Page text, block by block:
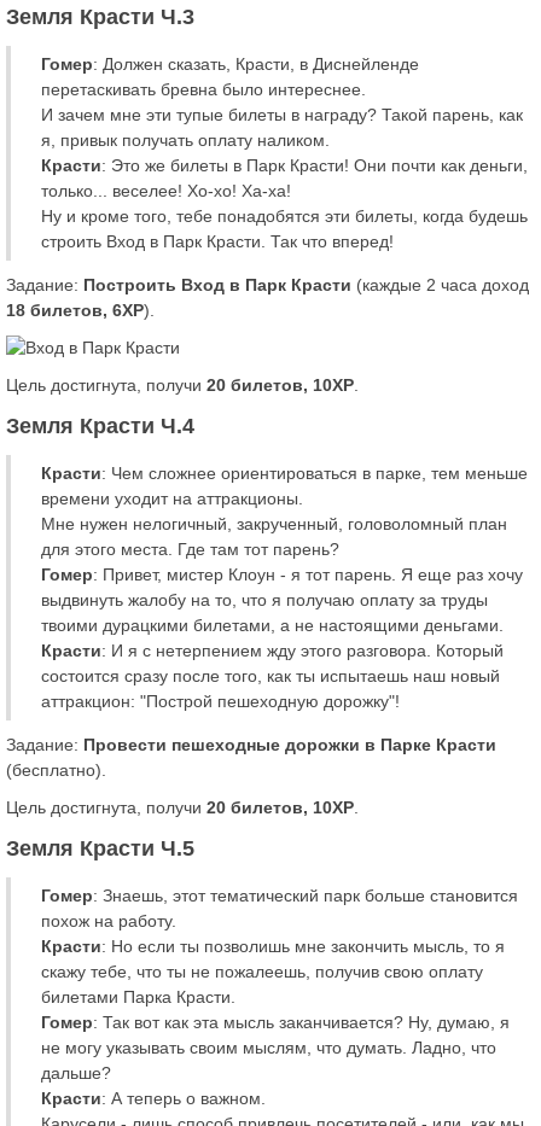
Земля Красти Ч.3
Гомер: Должен сказать, Красти, в Диснейленде
перетаскивать бревна было интереснее.
И зачем мне эти тупые билеты в награду? Такой парень, как
я, привык получать оплату наликом.
Красти: Это же билеты в Парк Красти! Они почти как деньги,
только... веселее! Хо-хо! Ха-ха!
Ну и кроме того, тебе понадобятся эти билеты, когда будешь
строить Вход в Парк Красти. Так что вперед!
Задание: Построить Вход в Парк Красти (каждые 2 часа доход
18 билетов, 6XP).
Цель достигнута, получи 20 билетов, 10XP
Земля Красти Ч.4
Красти: Чем сложнее ориентироваться в парке, тем меньше
времени уходит на аттракционы.
Мне нужен нелогичный, закрученный, головоломный план
для этого места. Где там тот парень?
Гомер: Привет, мистер Клоун - я тот парень. Я еще раз хочу
выдвинуть жалобу на то, что я получаю оплату за труды
твоими дурацкими билетами, а не настоящими деньгами.
Красти: И я с нетерпением жду этого разговора. Который
состоится сразу после того, как ты испытаешь наш новый
аттракцион: "Построй пешеходную дорожку"!
Задание: Провести пешеходные дорожки в Парке Красти
(бесплатно).
Цель достигнута, получи 20 билетов, 10XP
Земля Красти Ч.5
Гомер: Знаешь, этот тематический парк больше становится
похож на работу.
Красти: Но если ты позволишь мне закончить мысль, то я
скажу тебе, что ты не пожалеешь, получив свою оплату
билетами Парка Красти.
Гомер: Так вот как эта мысль заканчивается? Ну, думаю, я
не могу указывать своим мыслям, что думать. Ладно, что
дальше?
Красти: А теперь о важном.